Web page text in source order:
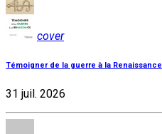
cover
Témoigner de la guerre à la Renaissance
31 juil. 2026